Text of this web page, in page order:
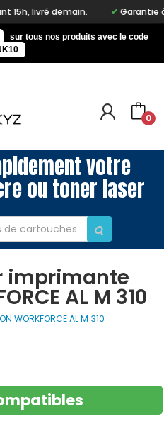
livré demain. Garantie à
sur tous nos produits avec le code
0
votre
ou toner laser
imprimante
AL M 310
WORKFORCE AL M 310